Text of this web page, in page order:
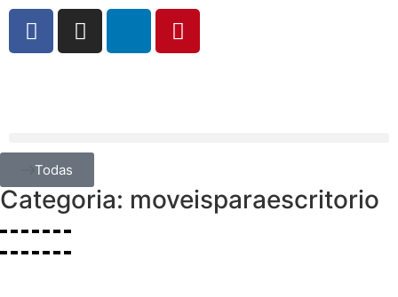
Todas
Categoria: moveisparaescritorio